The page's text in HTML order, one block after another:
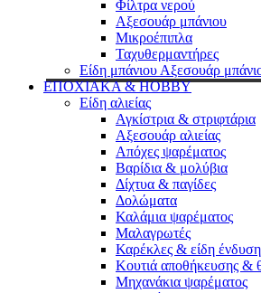
Φίλτρα νερού
Αξεσουάρ μπάνιου
Μικροέπιπλα
Ταχυθερμαντήρες
Είδη μπάνιου Αξεσουάρ
ΕΠΟΧΙΑΚΑ & HOBBY
Είδη αλιείας
Αγκίστρια & στριφτάρια
Αξεσουάρ αλιείας
Απόχες ψαρέματος
Βαρίδια & μολύβια
Δίχτυα & παγίδες
Δολώματα
Καλάμια ψαρέματος
Μαλαγρωτές
Καρέκλες & είδη
Κουτιά αποθήκευσης &
Μηχανάκια ψαρέματος